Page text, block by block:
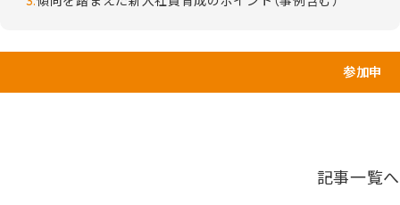
記事一覧へ